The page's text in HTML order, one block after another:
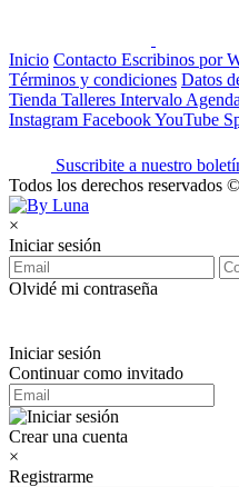
Inicio Contacto Escribinos por
Términos y condiciones Datos
Tienda Talleres Intervalo
Instagram FacebookYouTube
Suscribite a nuestro
Todos los derechos reservados
×
Iniciar sesión
Olvidé mi contraseña
Iniciar sesión
Continuar como invitado
Crear una cuenta
×
Registrarme